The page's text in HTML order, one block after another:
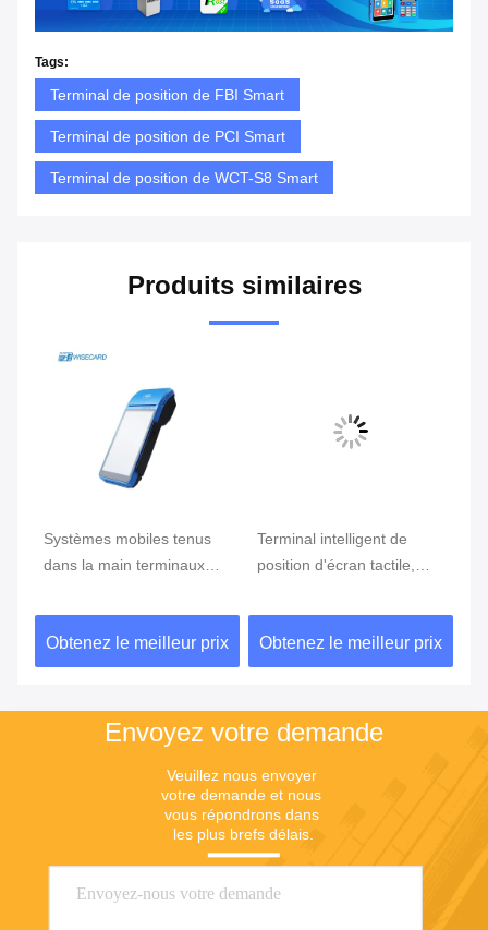
Tags:
Terminal de position de FBI Smart
Terminal de position de PCI Smart
Terminal de position de WCT-S8 Smart
Produits similaires
Systèmes mobiles tenus
dans la main terminaux
position du BORD GPRS
5800mAh de position de
NFC de FBI
Obtenez le meilleur prix
Terminal intelligent de
position d'écran tactile,
lecteur d'empreintes
digitales
Obtenez le meilleur prix
Envoyez votre demande
Veuillez nous envoyer
votre demande et nous
vous répondrons dans
les plus brefs délais.